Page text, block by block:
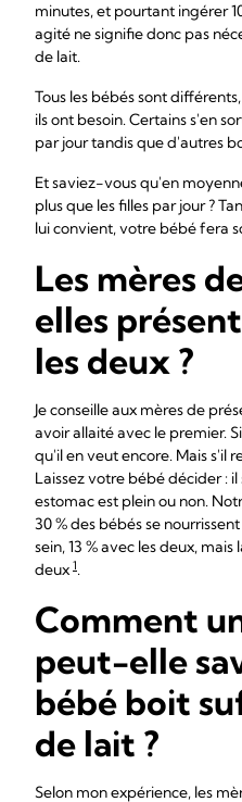
minutes, et pourtant ingérer
agité ne signifie donc pas
de lait.
Tous les bébés sont
ils ont besoin. Certains s'en
par jour tandis que d'autres
Et saviez-vous qu'en
plus que les filles par jour ?
lui convient, votre bébé fera
Les mères
elles
les deux ?
Je conseille aux mères de
avoir allaité avec le premier.
qu'il en veut encore. Mais s'il
Laissez votre bébé décider :
estomac est plein ou non.
30 % des bébés se
sein, 13 % avec les deux,
deux 1.
Comment
peut-elle
bébé boit
de lait ?
Selon mon expérience, les